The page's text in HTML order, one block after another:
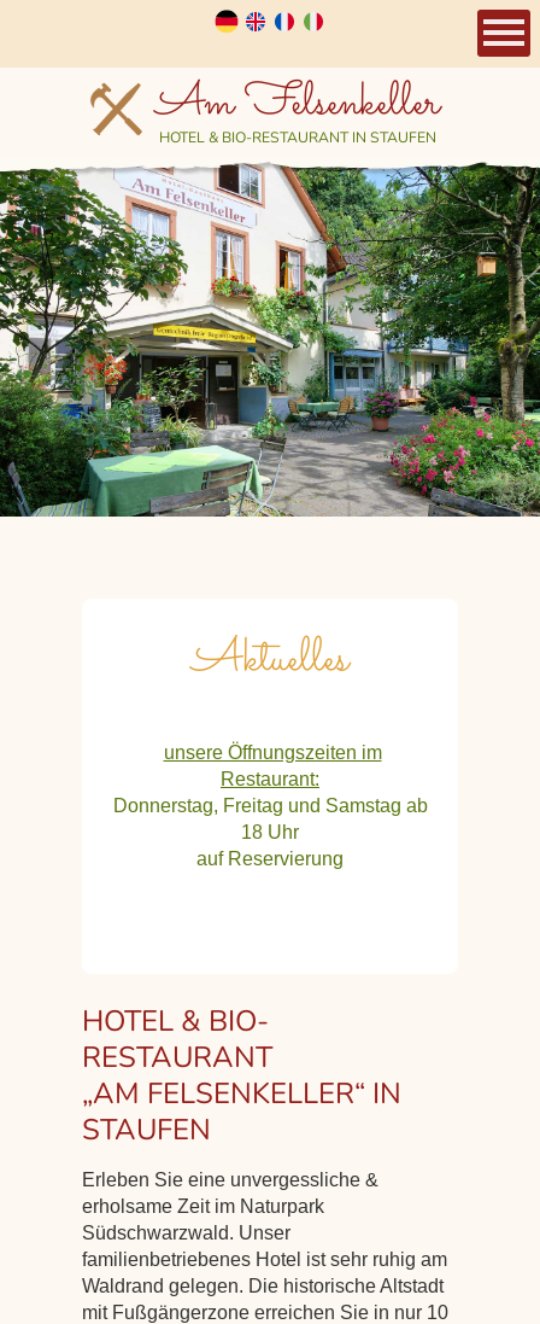
Am Felsenkeller
HOTEL & BIO-RESTAURANT IN STAUFEN
Aktuelles
unsere Öffnungszeiten im
Restaurant:
Donnerstag, Freitag und Samstag ab
18 Uhr
auf Reservierung
HOTEL & BIO-
RESTAURANT
„AM FELSENKELLER“ IN
STAUFEN
Erleben Sie eine unvergessliche &
erholsame Zeit im Naturpark
Südschwarzwald. Unser
familienbetriebenes Hotel ist sehr ruhig am
Waldrand gelegen. Die historische Altstadt
mit Fußgängerzone erreichen Sie in nur 10